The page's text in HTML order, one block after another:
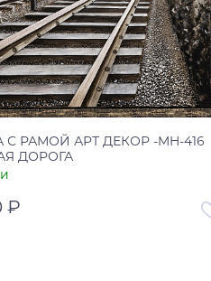
С РАМОЙ АРТ ДЕКОР -MH-416
ДОРОГА
₽